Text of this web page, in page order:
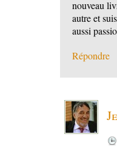
nouveau
autre et
aussi
Répondre